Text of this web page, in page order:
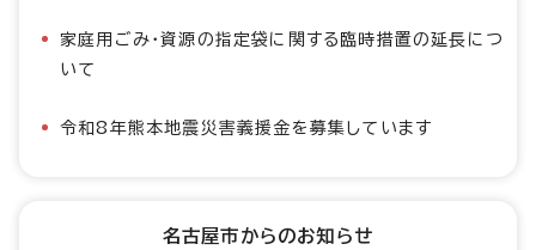
家庭用ごみ・資源の指定袋に関する臨時措置の延長につ
いて
令和8年熊本地震災害義援金を募集しています
名古屋市からのお知らせ